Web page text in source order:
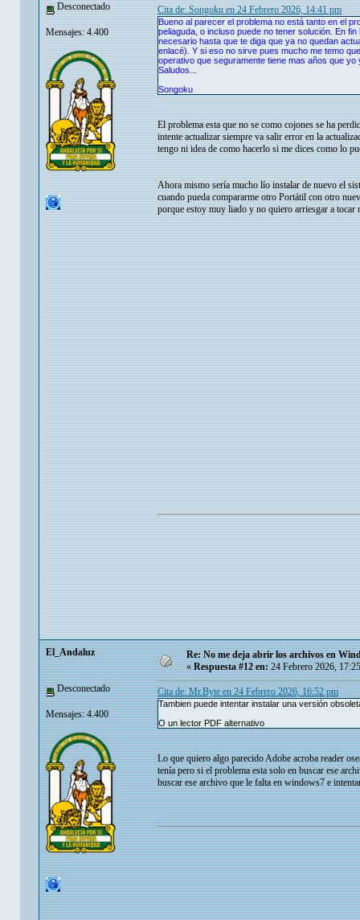
Desconectado
Mensajes: 4.400
Cita de: Songoku en 24 Febrero 2026, 14:41 pm
Bueno al parecer el problema no está tanto en el
peliaguda, o incluso puede no tener solución. En
necesario hasta que te diga que ya no quedan
enlacé). Y si eso no sirve pues mucho me temo
operativo que seguramente tiene mas años que
Saludos...
Songoku
El problema esta que no se como cojones se ha
intente actualizar siempre va salir error en la
tengo ni idea de como hacerlo si me dices como lo
Ahora mismo sería mucho lío instalar de nuevo el
cuando pueda compararme otro Portátil con otro
porque estoy muy liado y no quiero arriesgar a tocar
El_Andaluz
Desconectado
Mensajes: 4.400
Re: No me deja abrir los archivos en
«Respuesta #12 en:24 Febrero 2026,
Cita de: Mr.Byte en 24 Febrero 2026, 16:52 pm
Tambien puede intentar instalar una versión
O un lector PDF alternativo
Lo que quiero algo parecido Adobe acroba reader
tenía pero si el problema esta solo en buscar ese
buscar ese archivo que le falta en windows7 e